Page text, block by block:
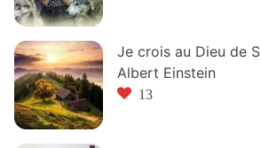
Je crois au Dieu de
Albert Einstein
13